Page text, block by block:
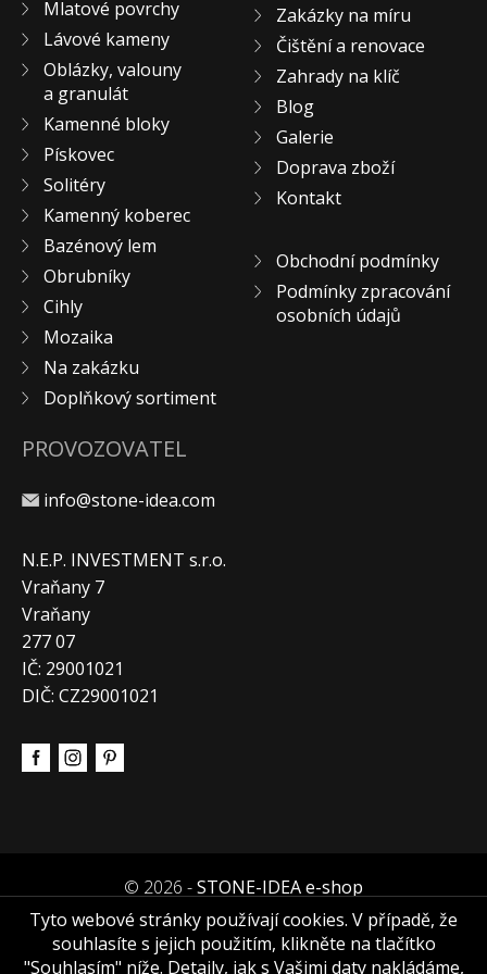
Mlatové povrchy
Lávové kameny
Oblázky, valouny
a granulát
Kamenné bloky
Pískovec
Solitéry
Kamenný koberec
Bazénový lem
Obrubníky
Cihly
Mozaika
Na zakázku
Doplňkový sortiment
Zakázky na míru
Čištění a renovace
Zahrady na klíč
Blog
Galerie
Doprava zboží
Kontakt
Obchodní podmínky
Podmínky zpracování
osobních údajů
PROVOZOVATEL
info@stone-idea.com
N.E.P. INVESTMENT s.r.o.
Vraňany 7
Vraňany
277 07
IČ: 29001021
DIČ: CZ29001021
© 2026 -STONE-IDEA e-shop
Tyto webové stránky používají cookies. V případě, že
souhlasíte s jejich použitím, klikněte na tlačítko
"Souhlasím" níže. Detaily, jak s Vašimi daty nakládáme,